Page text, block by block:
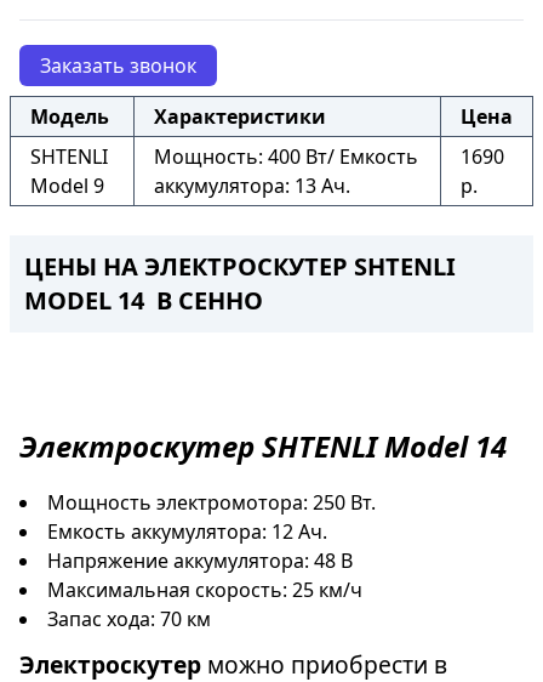
Заказать звонок
Модель
Характеристики
Цена
SHTENLI
Model 9
Мощность: 400 Вт/ Емкость
аккумулятора: 13 Ач.
1690
р.
ЦЕНЫ НА ЭЛЕКТРОСКУТЕР SHTENLI
MODEL 14 В СЕННО
ЭлектроскутерSHTENLI Model 14
Мощность электромотора: 250 Вт.
Емкость аккумулятора: 12 Ач.
Напряжение аккумулятора: 48 В
Максимальная скорость: 25 км/ч
Запас хода: 70 км
Электроскутер можно приобрести в